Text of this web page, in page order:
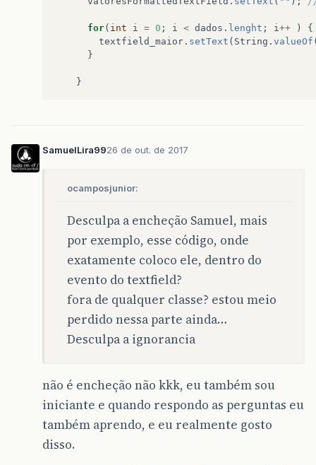
for( int i = 0 ; i < dados . lenght ; i ++ )
{
textfield_maior . setText ( String . valueOf
}
}
SamuelLira9926 de out. de 2017
ocamposjunior:
Desculpa a encheção Samuel, mais
por exemplo, esse código, onde
exatamente coloco ele, dentro do
evento do textfield?
fora de qualquer classe? estou meio
perdido nessa parte ainda…
Desculpa a ignorancia
não é encheção não kkk, eu também sou
iniciante e quando respondo as perguntas eu
também aprendo, e eu realmente gosto
disso.